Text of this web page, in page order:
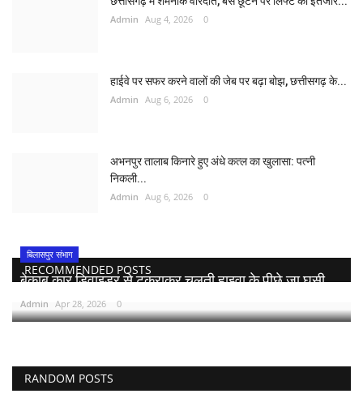
Admin Aug 4, 2026 0
हाईवे पर सफर करने वालों की जेब पर बढ़ा बोझ, छत्तीसगढ़ के...
Admin Aug 6, 2026 0
अभनपुर तालाब किनारे हुए अंधे कत्ल का खुलासा: पत्नी
निकली...
Admin Aug 6, 2026 0
RECOMMENDED POSTS
बिलासपुर संभाग
बेकाबू कार डिवाइडर से टकराकर चलती हाइवा के पीछे जा घुसी,...
Admin Apr 28, 2026 0
RANDOM POSTS